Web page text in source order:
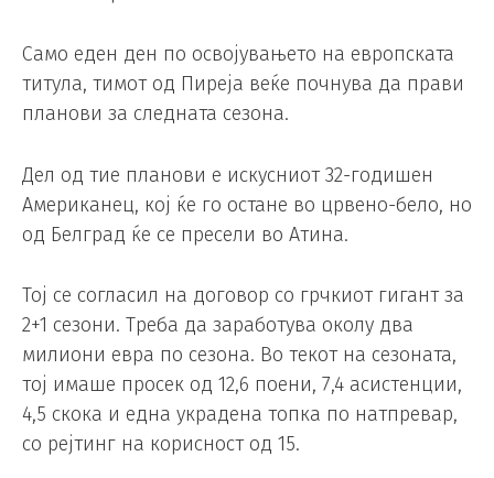
Само еден ден по освојувањето на европската
титула, тимот од Пиреја веќе почнува да прави
планови за следната сезона.
Дел од тие планови е искусниот 32-годишен
Американец, кој ќе го остане во црвено-бело, но
од Белград ќе се пресели во Атина.
Тој се согласил на договор со грчкиот гигант за
2+1 сезони. Треба да заработува околу два
милиони евра по сезона. Во текот на сезоната,
тој имаше просек од 12,6 поени, 7,4 асистенции,
4,5 скока и една украдена топка по натпревар,
со рејтинг на корисност од 15.